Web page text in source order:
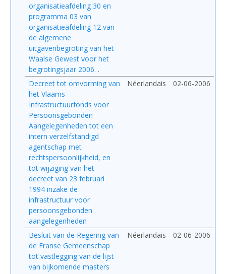
organisatieafdeling 30 en
programma 03 van
organisatieafdeling 12 van
de algemene
uitgavenbegroting van het
Waalse Gewest voor het
begrotingsjaar 2006. .
Decreet tot omvorming van
het Vlaams
Infrastructuurfonds voor
Persoonsgebonden
Aangelegenheden tot een
intern verzelfstandigd
agentschap met
rechtspersoonlijkheid, en
tot wijziging van het
decreet van 23 februari
1994 inzake de
infrastructuur voor
persoonsgebonden
aangelegenheden
Néerlandais 02-06-2006
Besluit van de Regering van
de Franse Gemeenschap
tot vastlegging van de lijst
van bijkomende masters
Néerlandais 02-06-2006